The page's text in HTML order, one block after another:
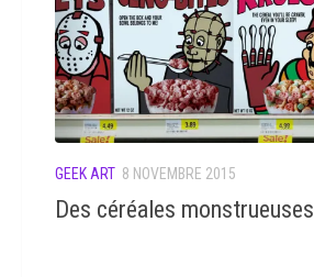
GEEK ART 8 NOVEMBRE 2015
Des céréales monstrueuses